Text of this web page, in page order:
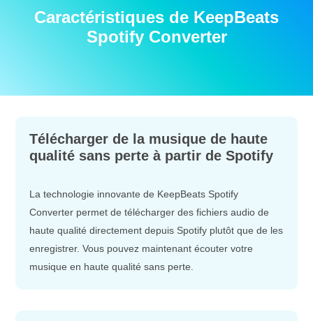
Caractéristiques de KeepBeats
Spotify Converter
Télécharger de la musique de haute
qualité sans perte à partir de Spotify
La technologie innovante de KeepBeats Spotify
Converter permet de télécharger des fichiers audio de
haute qualité directement depuis Spotify plutôt que de les
enregistrer. Vous pouvez maintenant écouter votre
musique en haute qualité sans perte.